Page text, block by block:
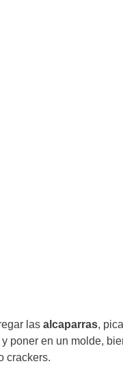
las alcaparras,
poner en un molde,
crackers.